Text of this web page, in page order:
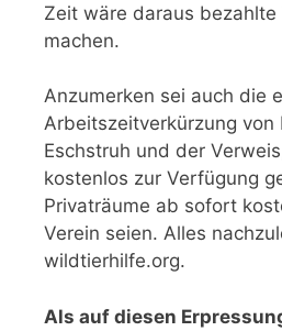
Zeit wäre daraus bezahlte
machen.
Anzumerken sei auch die
Arbeitszeitverkürzung von
Eschstruh und der
kostenlos zur Verfügung
Privaträume ab sofort
Verein seien. Alles
wildtierhilfe.org.
Als auf diesen